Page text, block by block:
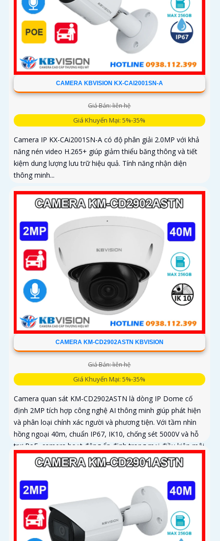
CAMERA KBVISION KX-CAI2001SN-A
Giá Bán: liên hệ
Giá Khuyến Mại: 5%-35%
Camera IP KX-CAi2001SN-A có độ phân giải 2.0MP với khả
năng nén video H.265+ giúp giảm thiểu băng thông và tiết
kiệm dung lượng lưu trữ hiệu quả. Tính năng nhận diện
thông minh...
CAMERA KM-CD2902ASTN KBVISION
Giá Bán: liên hệ
Giá Khuyến Mại: 5%-35%
Camera quan sát KM-CD2902ASTN là dòng IP Dome cố
định 2MP tích hợp công nghệ AI thông minh giúp phát hiện
và phân loại chính xác người và phương tiện. Với tầm nhìn
hồng ngoại 40m, chuẩn IP67, IK10, chống sét 5000V và hỗ
trợ PoE, camera hoạt động ổn định trong mọi điều kiện môi